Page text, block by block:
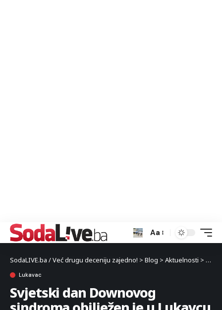
Aa
SodaLIVE.ba / Već drugu deceniju zajedno! > Blog > Aktuelnosti >
Lukavac
Svjetski dan Downovog